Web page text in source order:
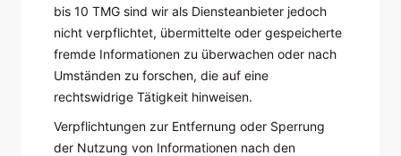
bis 10 TMG sind wir als Diensteanbieter jedoch
nicht verpflichtet, übermittelte oder gespeicherte
fremde Informationen zu überwachen oder nach
Umständen zu forschen, die auf eine
rechtswidrige Tätigkeit hinweisen.
Verpflichtungen zur Entfernung oder Sperrung
der Nutzung von Informationen nach den